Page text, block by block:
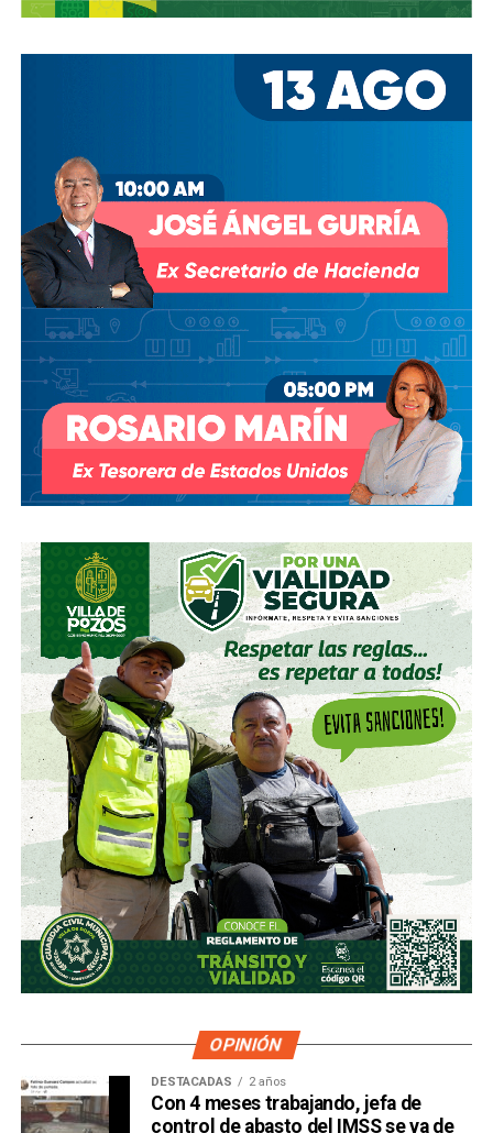
OPINIÓN
DESTACADAS 2 años
Con 4 meses trabajando, jefa de
control de abasto del IMSS se va de